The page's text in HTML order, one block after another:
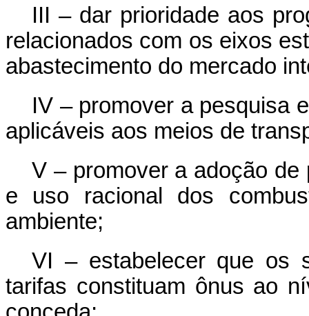
III – dar prioridade aos
relacionados com os eixos
abastecimento do mercado
IV – promover a pesquisa
aplicáveis aos meios de
V – promover a adoção
e uso racional dos
ambiente;
VI – estabelecer que os
tarifas constituam ônus ao